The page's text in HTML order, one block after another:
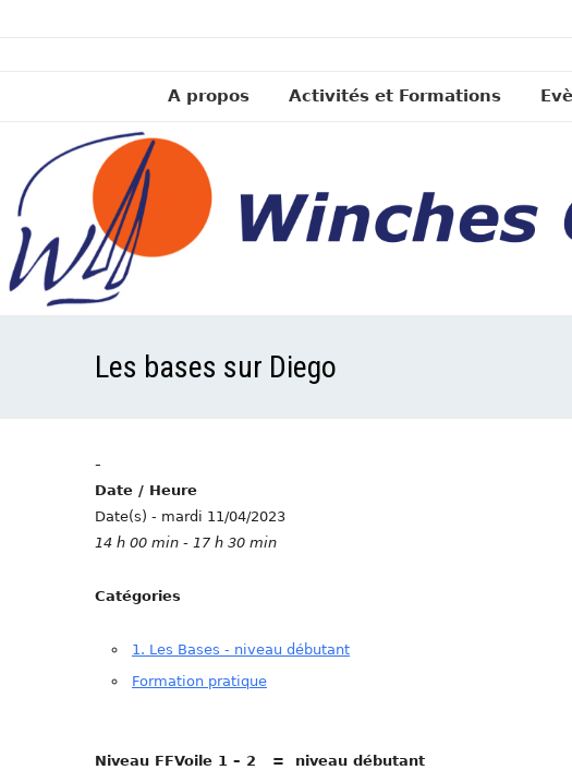
A propos Activités et Formations
Les bases sur Diego
-
Date / Heure
Date(s) - mardi 11/04/2023
14 h 00 min - 17 h 30 min
Catégories
1. Les Bases - niveau débutant
Formation pratique
Niveau FFVoile 1 – 2 = niveau débutant